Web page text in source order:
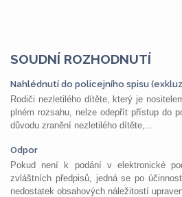
SOUDNÍ ROZHODNUTÍ
Nahlédnutí do policejního spisu
Rodiči nezletilého dítěte, který je
plném rozsahu, nelze odepřít přístup do
důvodu zranění nezletilého dítěte,...
Odpor
Pokud není k podání v elektronické
zvláštních předpisů, jedná se po
nedostatek obsahových náležitostí